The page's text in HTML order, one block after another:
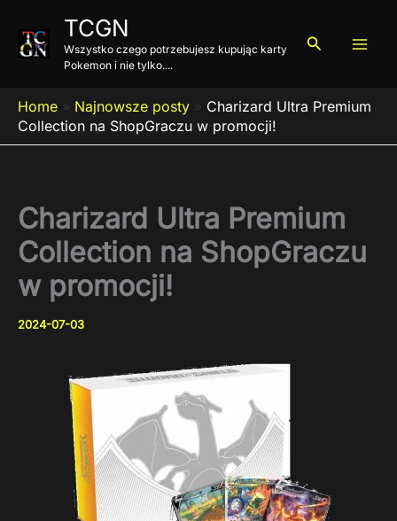
treści
TCGN
Wszystko czego potrzebujesz kupując karty
Pokemon i nie tylko....
Szukaj
Home » Najnowsze posty » Charizard Ultra Premium
Collection na ShopGraczu w promocji!
Charizard Ultra Premium
Collection na ShopGraczu
w promocji!
2024-07-03